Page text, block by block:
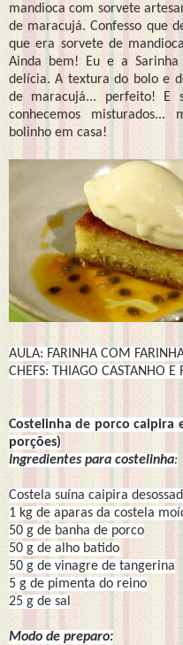
mandioca com sorvete
de maracujá. Confesso que
que era sorvete de
Ainda bem! Eu e a
delícia. A textura do bolo e
de maracujá... perfeito! E
conhecemos
bolinho em casa!
AULA: FARINHA COM
CHEFS: THIAGO CASTANHO E
Costelinha de porco caipira
porções)
Ingredientes para costelinha:
Costela suína caipira
1 kg de aparas da costela
50 g de banha de porco
50 g de alho batido
50 g de vinagre de tangerina
5 g de pimenta do reino
25 g de sal
Modo de preparo: